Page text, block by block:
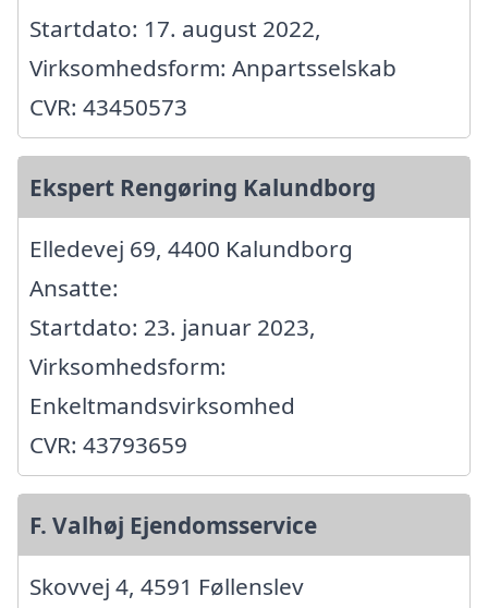
Startdato: 17. august 2022,
Virksomhedsform: Anpartsselskab
CVR: 43450573
Ekspert Rengøring Kalundborg
Elledevej 69, 4400 Kalundborg
Ansatte:
Startdato: 23. januar 2023,
Virksomhedsform:
Enkeltmandsvirksomhed
CVR: 43793659
F. Valhøj Ejendomsservice
Skovvej 4, 4591 Føllenslev